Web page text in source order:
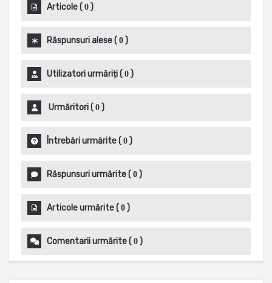
Articole( 0 )
Răspunsuri alese( 0 )
Utilizatori urmăriți( 0 )
Urmăritori( 0 )
Întrebări urmărite( 0 )
Răspunsuri urmărite( 0 )
Articole urmărite( 0 )
Comentarii urmărite( 0 )